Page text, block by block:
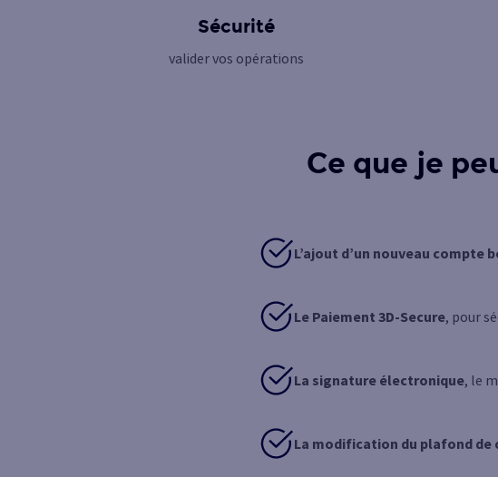
Sécurité
valider vos opérations
Ce que je
L’ajout d’un nouveau compte
Le Paiement 3D-Secure, pour
La signature électronique, le
La modification du plafond de